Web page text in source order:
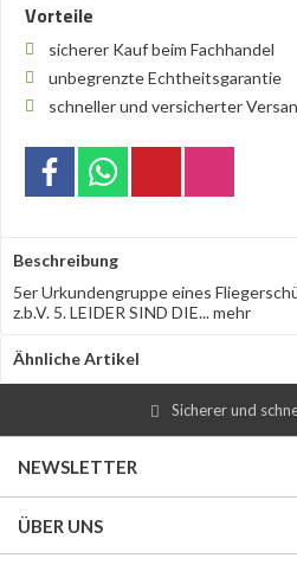
Vorteile
sicherer Kauf beim Fachhandel
unbegrenzte Echtheitsgarantie
schneller und versicherter
Beschreibung
5er Urkundengruppe eines
z.b.V. 5. LEIDER SIND DIE...mehr
Ähnliche Artikel
Sicherer und
NEWSLETTER
ÜBER UNS